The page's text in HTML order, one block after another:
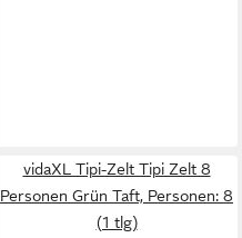
vidaXL Tipi-Zelt Tipi Zelt 8
Personen Grün Taft, Personen: 8
(1 tlg)